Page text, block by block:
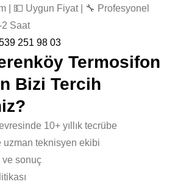
| 💵 Uygun Fiyat | 🔧 Profesyonel
Saat
251 98 03
Termosifon
Bizi Tercih
10+ yıllık tecrübe
teknisyen ekibi
sonuç